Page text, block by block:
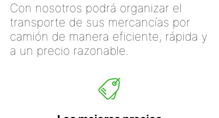
Con nosotros podrá organizar el
transporte de sus mercancías por
camión de manera eficiente, rápida y
a un precio razonable.